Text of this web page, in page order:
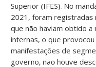
Superior (IFES). No
2021, foram registradas
que não haviam obtido a
internas, o que
manifestações de
governo, não houve